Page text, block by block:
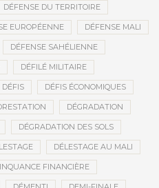
DÉFENSE DU TERRITOIRE
EUROPÉENNE DÉFENSE MALI
DÉFENSE SAHÉLIENNE
DÉFILÉ MILITAIRE
DÉFIS DÉFIS ÉCONOMIQUES
DÉGRADATION
DÉGRADATION DES SOLS
DÉLESTAGE AU MALI
FINANCIÈRE